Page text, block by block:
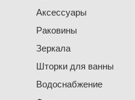
Аксессуары
Раковины
Зеркала
Шторки для ванны
Водоснабжение